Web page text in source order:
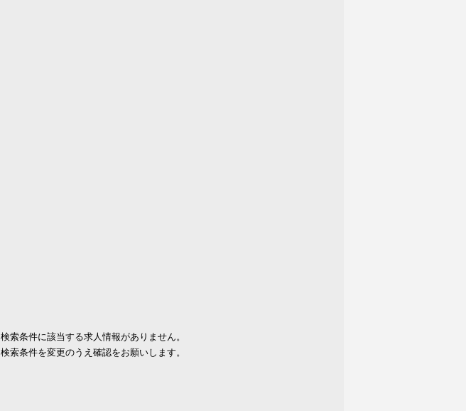
検索条件に該当する求人情報がありません。
検索条件を変更のうえ確認をお願いします。